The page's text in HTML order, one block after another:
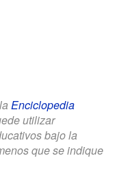
Enciclopedia
utilizar
bajo la
que se indique